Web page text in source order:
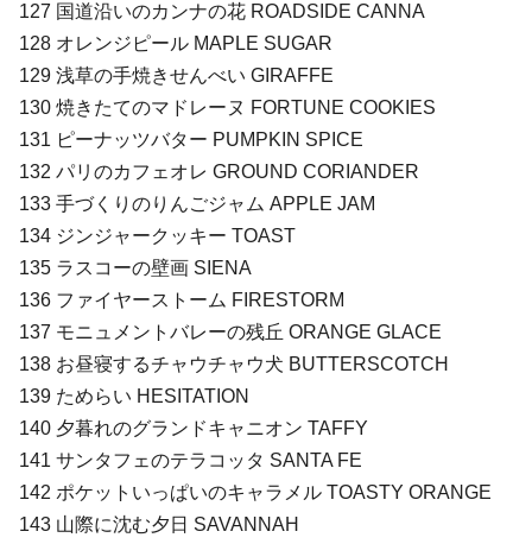
127 国道沿いのカンナの花 ROADSIDE CANNA
128 オレンジピール MAPLE SUGAR
129 浅草の手焼きせんべい GIRAFFE
130 焼きたてのマドレーヌ FORTUNE COOKIES
131 ピーナッツバター PUMPKIN SPICE
132 パリのカフェオレ GROUND CORIANDER
133 手づくりのりんごジャム APPLE JAM
134 ジンジャークッキー TOAST
135 ラスコーの壁画 SIENA
136 ファイヤーストーム FIRESTORM
137 モニュメントバレーの残丘 ORANGE GLACE
138 お昼寝するチャウチャウ犬 BUTTERSCOTCH
139 ためらい HESITATION
140 夕暮れのグランドキャニオン TAFFY
141 サンタフェのテラコッタ SANTA FE
142 ポケットいっぱいのキャラメル TOASTY ORANGE
143 山際に沈む夕日 SAVANNAH